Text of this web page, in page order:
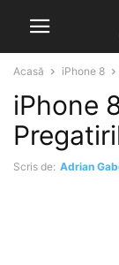
Acasă iPhone 8
iPhone
Scris de: Adrian